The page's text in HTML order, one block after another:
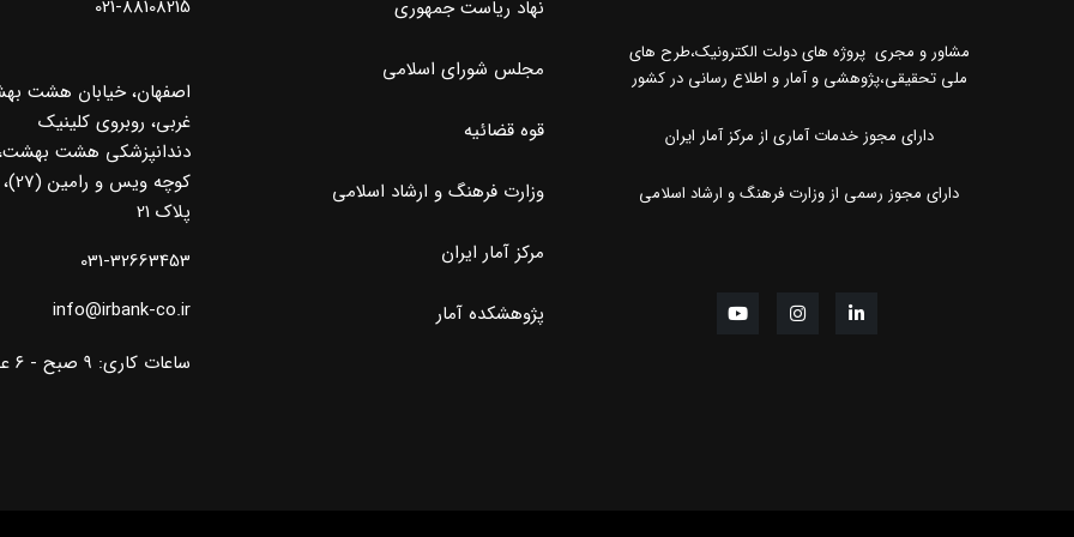
مشاور و مجری پروژه های دولت الکترونیک،طرح های
ملی تحقیقی،پژوهشی و آمار و اطلاع رسانی در کشور
دارای مجوز خدمات آماری از مرکز آمار ایران
دارای مجوز رسمی از وزارت فرهنگ و ارشاد اسلامی
نهاد ریاست جمهوری
مجلس شورای اسلامی
قوه قضائیه
وزارت فرهنگ و ارشاد اسلامی
مرکز آمار ایران
پژوهشکده آمار
021-88108215
اصفهان، خیابان هشت
غربی، روبروی کلینیک
دندانپزشکی هشت
کوچه ویس و رامین (27)،
پلاک 21
031-32663453
info@irbank-co.ir
ساعات کاری: ۹ صبح - ۶ عصر